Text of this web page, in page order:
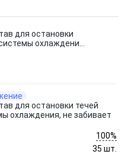
для остановки
охлаждения,
для остановки течей
охлаждения, не забивает
100%
35 шт.